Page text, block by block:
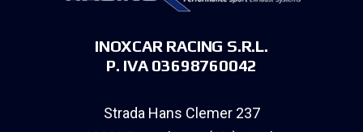
INOXCAR RACING S.R.L.
P. IVA 03698760042
Strada Hans Clemer 237